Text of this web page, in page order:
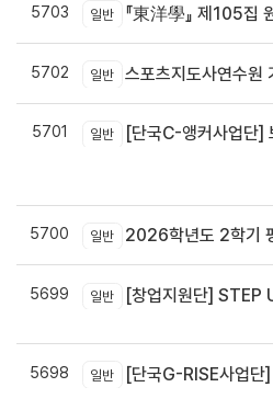
5703 일반 『東洋學』 제105집 원고 공모 안내 / 『東洋學』第105輯征稿
5702 일반 스포츠지도사연수원 기간제
5701 일반 [단국C-앵커사업단] 보령시 수소산
5700 일반 2026학년도 2학기 평
5699 일반 [창업지원단] STEP UP 멘
5698 일반 [단국G-RISE사업단] 2026년 실용화